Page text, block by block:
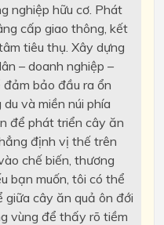
nghiệp hữu cơ. Phát
cấp giao thông, kết
tiêu thụ. Xây dựng
– doanh nghiệp –
đảm bảo đầu ra ổn
và miền núi phía
để phát triển cây ăn
định vị thế trên
chế biến, thương
bạn muốn, tôi có thể
cây ăn quả ôn đới
vùng để thấy rõ tiềm